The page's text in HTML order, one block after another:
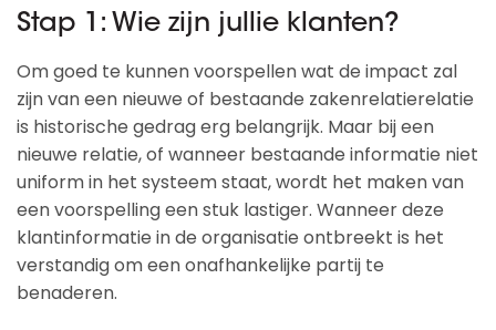
Stap 1: Wie zijn jullie klanten?
Om goed te kunnen voorspellen wat de impact zal
zijn van een nieuwe of bestaande zakenrelatierelatie
is historische gedrag erg belangrijk. Maar bij een
nieuwe relatie, of wanneer bestaande informatie niet
uniform in het systeem staat, wordt het maken van
een voorspelling een stuk lastiger. Wanneer deze
klantinformatie in de organisatie ontbreekt is het
verstandig om een onafhankelijke partij te
benaderen.